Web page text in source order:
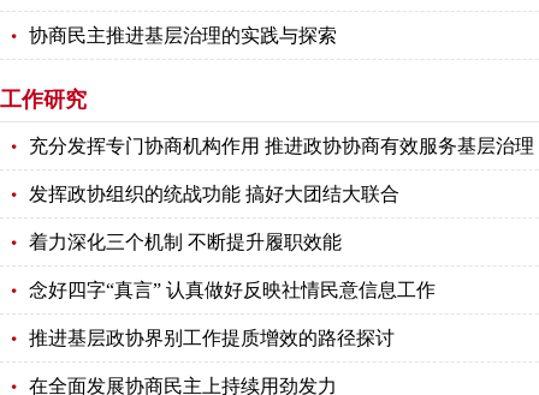
协商民主推进基层治理的实践与探索
工作研究
充分发挥专门协商机构作用 推进政协协商有效服务基层治理
发挥政协组织的统战功能 搞好大团结大联合
着力深化三个机制 不断提升履职效能
念好四字“真言” 认真做好反映社情民意信息工作
推进基层政协界别工作提质增效的路径探讨
在全面发展协商民主上持续用劲发力